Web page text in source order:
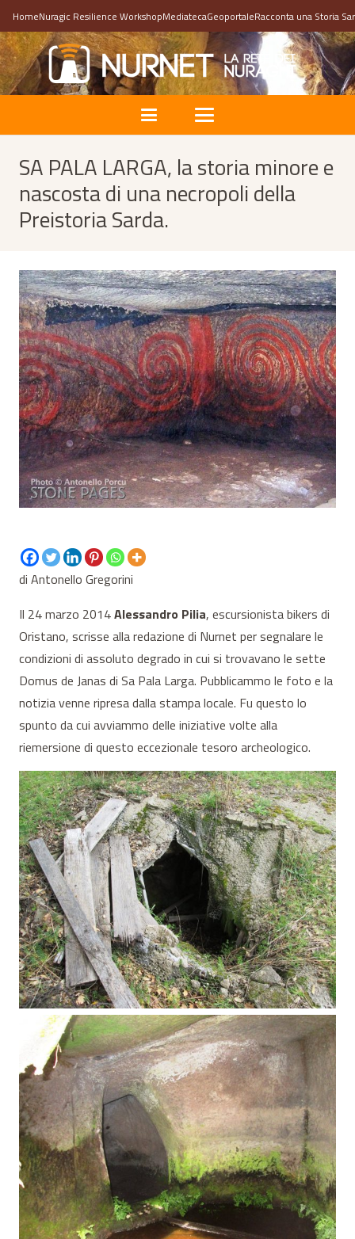
HomeNuragic Resilience WorkshopMediatecaGeoportaleRacconta una Storia
SA PALA LARGA, la storia minore e
nascosta di una necropoli della
Preistoria Sarda.
di Antonello Gregorini
Il 24 marzo 2014Alessandro Pilia, escursionista bikers di
Oristano, scrisse alla redazione di Nurnet per segnalare le
condizioni di assoluto degrado in cui si trovavano le sette
Domus de Janas di Sa Pala Larga. Pubblicammo le foto e la
notizia venne ripresa dalla stampa locale. Fu questo lo
spunto da cui avviammo delle iniziative volte alla
riemersione di questo eccezionale tesoro archeologico.